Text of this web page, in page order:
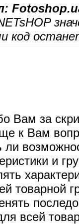
код
Вам за
к Вам
ли
и
товарной
всей